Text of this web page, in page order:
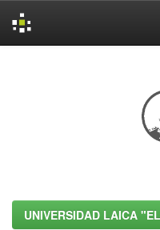
UNIVERSIDAD LAICA